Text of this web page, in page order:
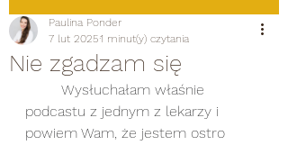
Nie zgadzam się
Paulina Ponder
7 lut 20251 minut(y) czytania
podcastu z jednym z lekarzy i
powiem Wam, że jestem ostro